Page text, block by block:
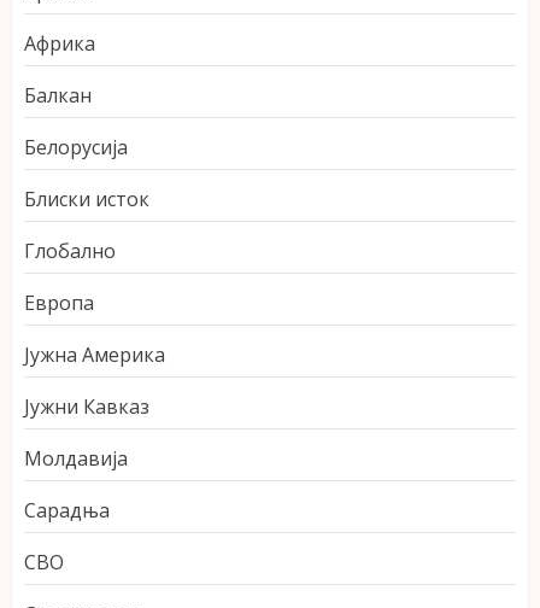
Африка
Балкан
Белорусија
Блиски исток
Глобално
Европа
Јужна Америка
Јужни Кавказ
Молдавија
Сарадња
СВО